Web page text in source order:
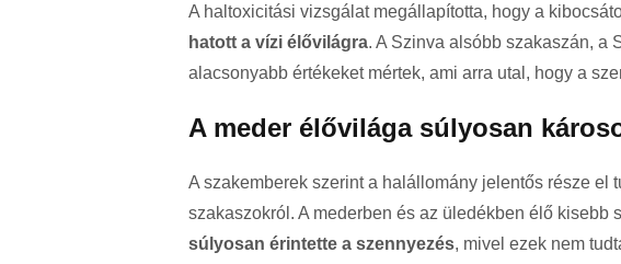
A haltoxicitási vizsgálat megállapította, hogy a
hatott a vízi élővilágra. A Szinva alsóbb szakaszán, a
alacsonyabb értékeket mértek, ami arra utal, hogy a
A meder élővilága súlyosan
A szakemberek szerint a halállomány jelentős része el
szakaszokról. A mederben és az üledékben élő kisebb
súlyosan érintette a szennyezés, mivel ezek nem